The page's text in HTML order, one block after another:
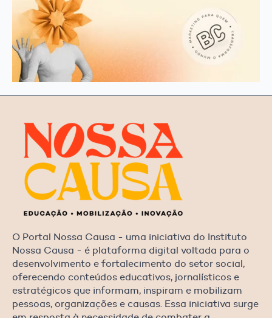
O Portal Nossa Causa - uma iniciativa do Instituto
Nossa Causa - é plataforma digital voltada para o
desenvolvimento e fortalecimento do setor social,
oferecendo conteúdos educativos, jornalísticos e
estratégicos que informam, inspiram e mobilizam
pessoas, organizações e causas. Essa iniciativa surge